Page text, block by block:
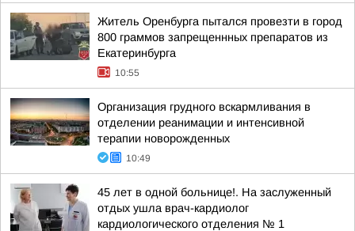
Житель Оренбурга пытался провезти в город
800 граммов запрещеннных препаратов из
Екатеринбурга
10:55
Организация грудного вскармливания в
отделении реанимации и интенсивной
терапии новорожденных
10:49
45 лет в одной больнице!. На заслуженный
отдых ушла врач-кардиолог
кардиологического отделения № 1